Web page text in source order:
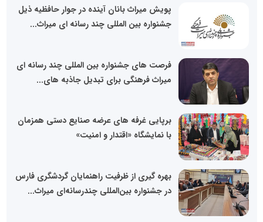
پویش میراث بانان آینده در جوار حافظیه ذیل
جشنواره بین المللی چند رسانه ای میراث...
فرصت های جشنواره بین المللی چند رسانه ای
میراث فرهنگی برای تبدیل جاذبه های...
برپایی غرفه های عرضه صنایع دستی همزمان
با نمایشگاه «اقتدار و امنیت»
بهره گیری از ظرفیت راهنمایان گردشگری فارس
در جشنواره بین‌المللی چندرسانه‌ای میراث...